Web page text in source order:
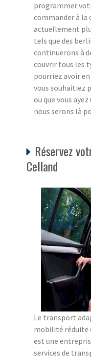
programmer
commander à la
actuellement
tels que des
continuerons à
couvrir tous les
pourriez avoir
vous souhaitiez
ou que vous
nous serons là
Réservez
Celland
Le transport
mobilité réduite
est une
services de